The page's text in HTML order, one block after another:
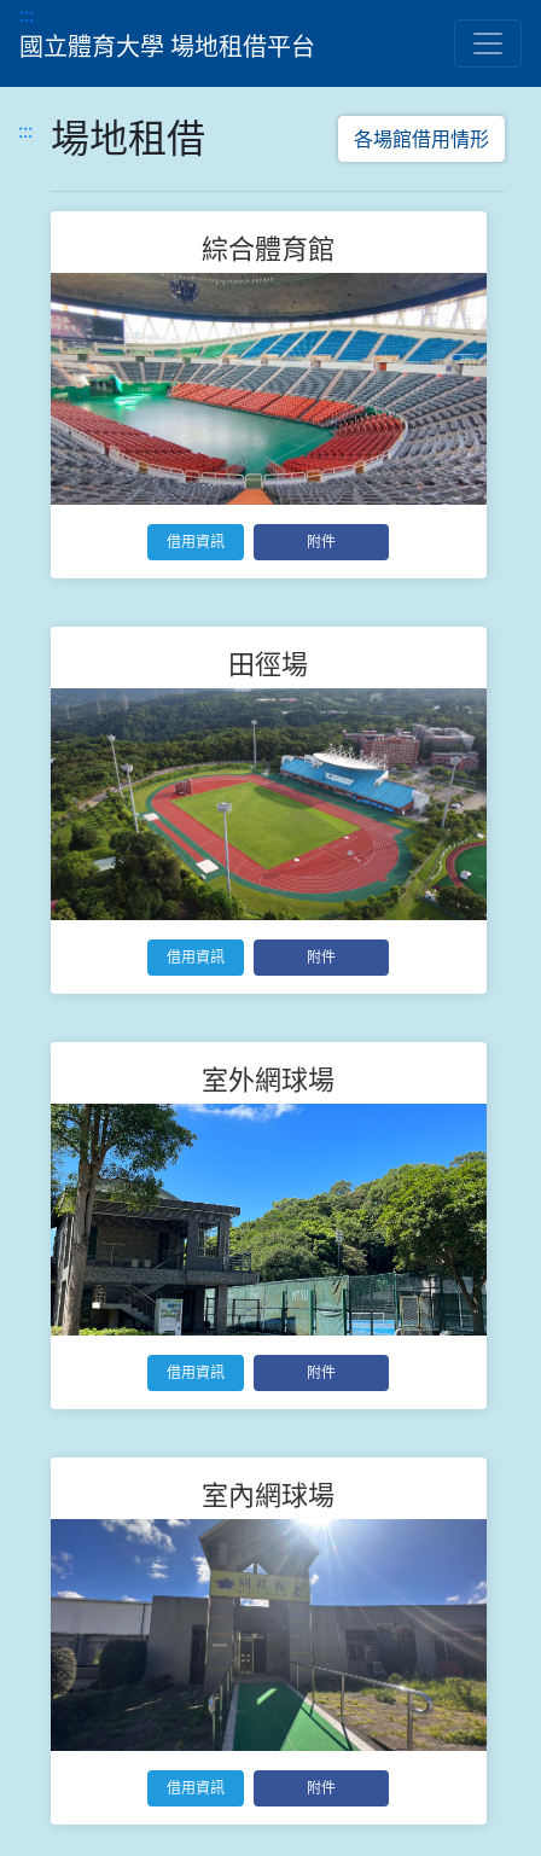
跳到主要內容顯示區
:::
國立體育大學 場地租借平台
::: 場地租借 各場館借用情形
綜合體育館
借用資訊 附件
田徑場
借用資訊 附件
室外網球場
借用資訊 附件
室內網球場
借用資訊 附件